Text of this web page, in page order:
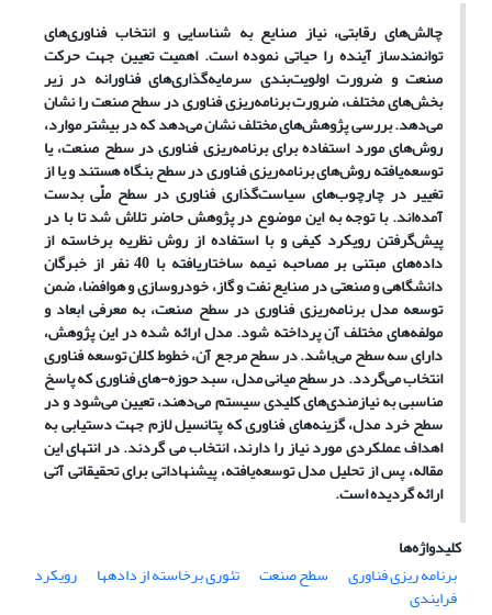
چالشهای رقابتی، نیاز صنایع به شناسایی و انتخاب فناوریهای
توانمندساز آینده را حیاتی نموده است. اهمیت تعیین جهت حرکت
صنعت و ضرورت اولویتبندی سرمایهگذاریهای فناورانه در زیر
بخشهای مختلف، ضرورت برنامهریزی فناوری در سطح صنعت را نشان
میدهد. بررسی پژوهشهای مختلف نشان میدهد که در بیشتر موارد،
روشهای مورد استفاده برای برنامهریزی فناوری در سطح صنعت، یا
توسعهیافته روشهای برنامهریزی فناوری در سطح بنگاه هستند و یا از
تغییر در چارچوبهای سیاستگذاری فناوری در سطح ملّی بدست
آمدهاند. با توجه به این موضوع در پژوهش حاضر تلاش شد تا با در
پیشگرفتن رویکرد کیفی و با استفاده از روش نظریه برخاسته از
داده های مبتنی بر مصاحبه نیمه ساختاریافته با 40 نفر از خبرگان
دانشگاهی و صنعتی در صنایع نفت و گاز، خودروسازی و هوافضا، ضمن
توسعه مدل برنامهریزی فناوری در سطح صنعت، به معرفی ابعاد و
مولفههای مختلف آن پرداخته شود. مدل ارائه شده در این پژوهش،
دارای سه سطح میباشد. در سطح مرجع آن، خطوط کلان توسعه فناوری
انتخاب میگردد. در سطح میانی مدل، سبد حوزه-های فناوری که پاسخ
مناسبی به نیازمندیهای کلیدی سیستم میدهند، تعیین میشود و در
سطح خرد مدل، گزینههای فناوری که پتانسیل لازم جهت دستیابی به
اهداف عملکردی مورد نیاز را دارند، انتخاب می گردند. در انتهای این
مقاله، پس از تحلیل مدل توسعهیافته، پیشنهاداتی برای تحقیقاتی آتی
ارائه گردیده است.
کلیدواژه‌ها
برنامه ریزی فناوری
سطح صنعت تئوری برخاسته از دادهها رویکرد
فرایندی